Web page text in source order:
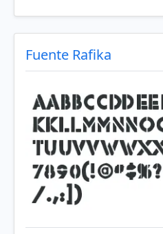
Fuente Rafika